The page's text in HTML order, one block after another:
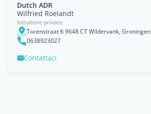
Dutch ADR
Wilfried Roelandt
Istruttore privato
Torenstraat 6 9648 CT Wildervank, Groningen
0638923027
Contattaci